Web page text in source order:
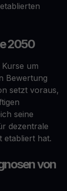
2050
um
Bewertung
setzt voraus,
seine
dezentrale
etabliert hat.
von